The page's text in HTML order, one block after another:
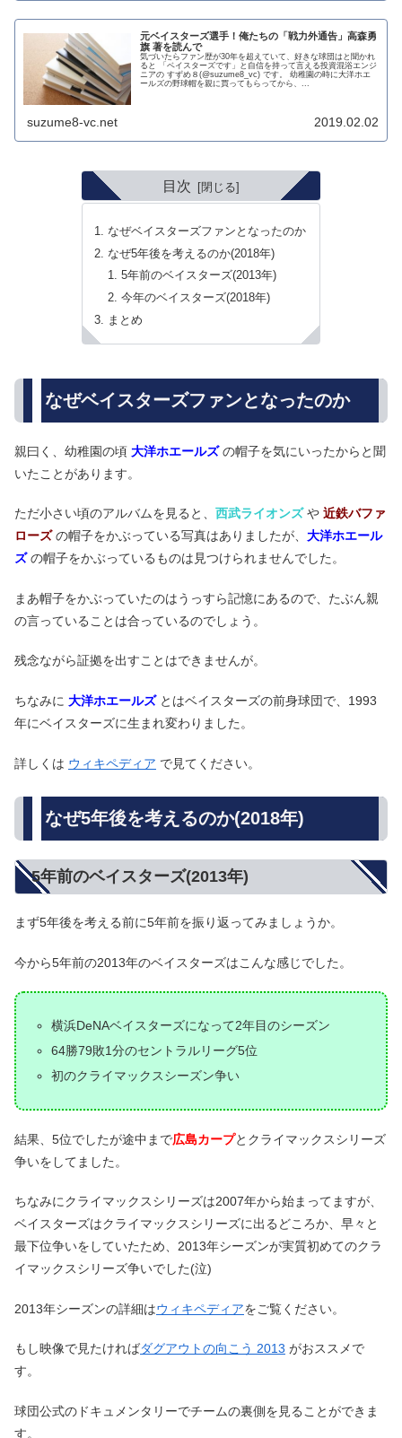
元ベイスターズ選手！俺たちの「戦力外通告」高森勇
旗 著を読んで
気づいたらファン歴が30年を超えていて、好きな球団はと聞かれ
ると 「ベイスターズです」と自信を持って言える投資混浴エンジ
ニアの すずめ８(@suzume8_vc) です。 幼稚園の時に大洋ホエ
ールズの野球帽を親に買ってもらってから、...
suzume8-vc.net 2019.02.02
目次
なぜベイスターズファンとなったのか
なぜ5年後を考えるのか(2018年)
5年前のベイスターズ(2013年)
今年のベイスターズ(2018年)
まとめ
なぜベイスターズファンとなったのか
親曰く、幼稚園の頃 大洋ホエールズの帽子を気にいったからと聞
いたことがあります。
ただ小さい頃のアルバムを見ると、 西武ライオンズや 近鉄バファ
ローズの帽子をかぶっている写真はありましたが、 大洋ホエール
ズの帽子をかぶっているものは見つけられませんでした。
まあ帽子をかぶっていたのはうっすら記憶にあるので、たぶん親
の言っていることは合っているのでしょう。
残念ながら証拠を出すことはできませんが。
ちなみに 大洋ホエールズとはベイスターズの前身球団で、1993
年にベイスターズに生まれ変わりました。
詳しくは ウィキペディア で見てください。
なぜ5年後を考えるのか(2018年)
5年前のベイスターズ(2013年)
まず5年後を考える前に5年前を振り返ってみましょうか。
今から5年前の2013年のベイスターズはこんな感じでした。
横浜DeNAベイスターズになって2年目のシーズン
64勝79敗1分のセントラルリーグ5位
初のクライマックスシーズン争い
結果、5位でしたが途中まで広島カープとクライマックスシリーズ
争いをしてました。
ちなみにクライマックスシリーズは2007年から始まってますが、
ベイスターズはクライマックスシリーズに出るどころか、早々と
最下位争いをしていたため、2013年シーズンが実質初めてのクラ
イマックスシリーズ争いでした(泣)
2013年シーズンの詳細はウィキペディアをご覧ください。
もし映像で見たければダグアウトの向こう 2013 がおススメで
す。
球団公式のドキュメンタリーでチームの裏側を見ることができま
す。